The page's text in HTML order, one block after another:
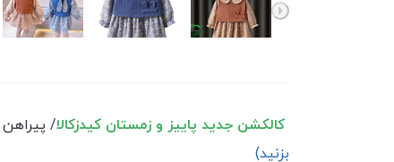
کالکشن جدید پاییز و زمستان کیدزکالا/ پیراهن
بزنید)